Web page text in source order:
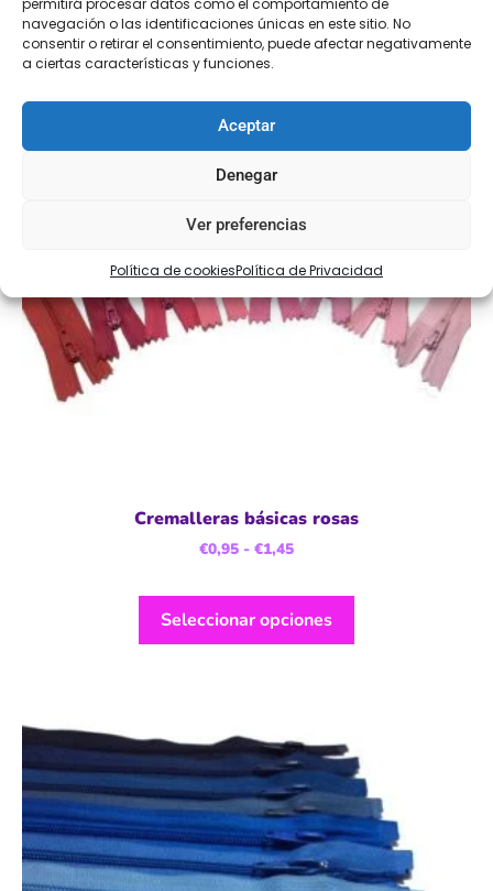
navegación o las identificaciones únicas en este sitio. No
consentir o retirar el consentimiento, puede afectar negativamente
a ciertas características y funciones.
Aceptar
Denegar
Ver preferencias
Política de cookiesPolítica de Privacidad
Cremalleras básicas rosas
€0,95 - €1,45
Seleccionar opciones